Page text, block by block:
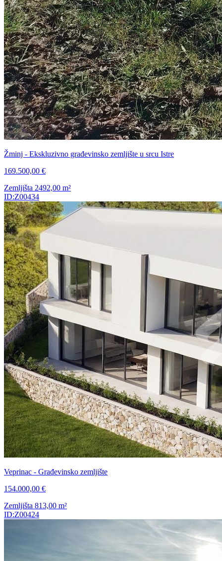
Žminj - Ekskluzivno građevinsko zemljište u srcu Istre
169.500,00 €
Zemljišta 2492,00 m²
ID:Z00434
Veprinac - Građevinsko zemljište
154.000,00 €
Zemljišta 813,00 m²
ID:Z00424